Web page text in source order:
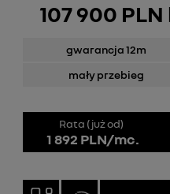
107 900
gwarancja 12m
mały przebieg
Rata (już od)
1 892 PLN/mc.